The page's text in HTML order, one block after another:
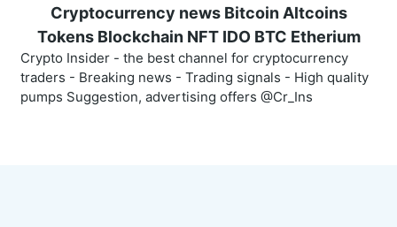
Cryptocurrency news Bitcoin Altcoins
Tokens Blockchain NFT IDO BTC Etherium
Crypto Insider - the best channel for cryptocurrency
traders - Breaking news - Trading signals - High quality
pumps Suggestion, advertising offers @Cr_Ins